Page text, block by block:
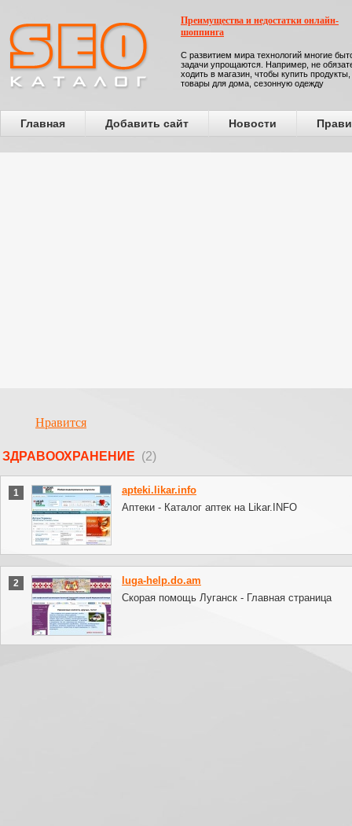
Преимущества и недостатки онлайн-
шоппинга
С развитием мира технологий многие
задачи упрощаются. Например, не
ходить в магазин, чтобы купить продукты,
товары для дома, сезонную одежду
Главная Добавить сайт Новости
Нравится
ЗДРАВООХРАНЕНИЕ (2)
1
apteki.likar.info
Аптеки - Каталог аптек на Likar.INFO
2
luga-help.do.am
Скорая помощь Луганск - Главная страница